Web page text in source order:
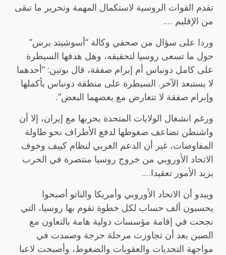
تقدم القوات الروسية لاستكمال المهمة وتحرير ما تبقى
من الإقليم ….
وردا على سؤال من صحفي وكالة “أسوشيتد برس”
حول ما تسعى روسيا لتحقيقه، وهل هدفها السيطرة
على كامل دونباس أم إبرام صفقة، قال بوتين: “أحدهما
لا يستبعد الآخر. السيطرة على منطقة دونباس بأكملها
وإبرام صفقة لا تتعارض مع بعضهما البعض”.
ورغم انشغال الولايات المتحدة بحربها مع إيران، إلا أن
واشنطن تضاعف ضغوطها لدفع الأطراف نحو طاولة
المفاوضات، غير أن الدعم الغربي لنظام كييف وخوف
الاتحاد الأوروبي من خروج روسيا منتصرة في الحرب
يزيد الأمور تعقيدا….
ويبدو أن الاتحاد الأوروبي وأمريكا والناتو أصبحوا
يحسبون ألف حساب لكل خطوة تقوم بها روسيا، التي
نجحت في إقامة مؤسسات دولية هامة بالتعاون مع
الصين بعد أن تجاوزت مرحلة حرجة وصمدت في
مواجهة التحديات والعقوبات والضغوط، وأصبحت لاعبا